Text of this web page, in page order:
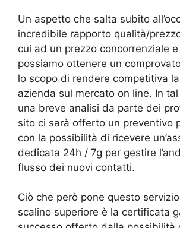
Un aspetto che salta subito
incredibile rapporto qualità/
cui ad un prezzo concorrenziale
possiamo ottenere un
lo scopo di rendere competitiva
azienda sul mercato on line. In
una breve analisi da parte dei
sito ci sarà offerto un preventivo
con la possibilità di ricevere
dedicata 24h / 7g per gestire
flusso dei nuovi contatti.
Ciò che però pone questo
scalino superiore è la certificata